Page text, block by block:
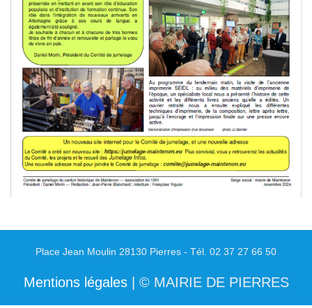
Place Jean Moulin 28130 Pierres - Tél. 02 37 27 66 50
Mentions légales| © MAIRIE DE PIERRES